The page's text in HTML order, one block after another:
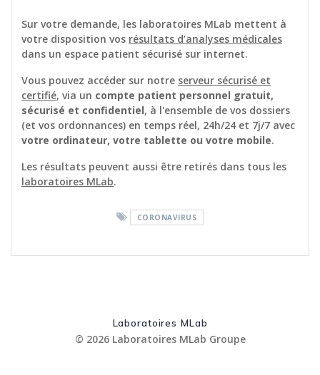
Sur votre demande, les laboratoires MLab mettent à
votre disposition vos résultats d’analyses médicales
dans un espace patient sécurisé sur internet.
Vous pouvez accéder sur notre serveur sécurisé et
certifié, via un compte patient personnel gratuit,
sécurisé et confidentiel, à l'ensemble de vos dossiers
(et vos ordonnances) en temps réel, 24h/24 et 7j/7 avec
votre ordinateur, votre tablette ou votre mobile.
Les résultats peuvent aussi être retirés dans tous les
laboratoires MLab.
CORONAVIRUS
Laboratoires MLab
© 2026 Laboratoires MLab Groupe